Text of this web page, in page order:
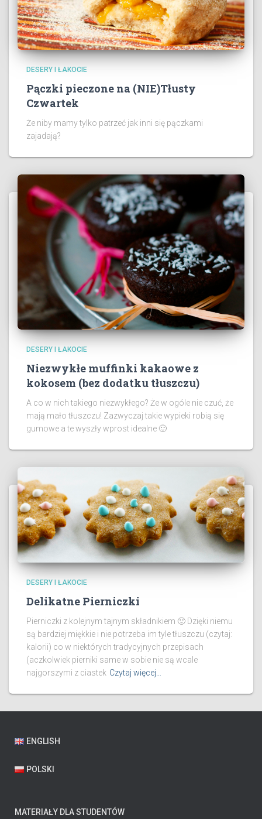
DESERY I ŁAKOCIE
Pączki pieczone na (NIE)Tłusty
Czwartek
Że niby mamy tylko patrzeć jak inni się pączkami
zajadają?
DESERY I ŁAKOCIE
Niezwykłe muffinki kakaowe z
kokosem (bez dodatku tłuszczu)
A co w nich takiego niezwykłego? Że w ogóle nie czuć, że
mają mało tłuszczu! Zazwyczaj takie wypieki robią się
gumowe a te wyszły wprost idealne 🙂
DESERY I ŁAKOCIE
Delikatne Pierniczki
Pierniczki z kolejnym tajnym składnikiem 🙂 Dzięki niemu
są bardziej miękkie i nie potrzeba im tyle tłuszczu (czytaj:
kalorii) co w niektórych tradycyjnych przepisach
(aczkolwiek pierniki same w sobie nie są wcale
najgorszymi z ciastek Czytaj więcej…
ENGLISH
POLSKI
MATERIAŁY DLA STUDENTÓW